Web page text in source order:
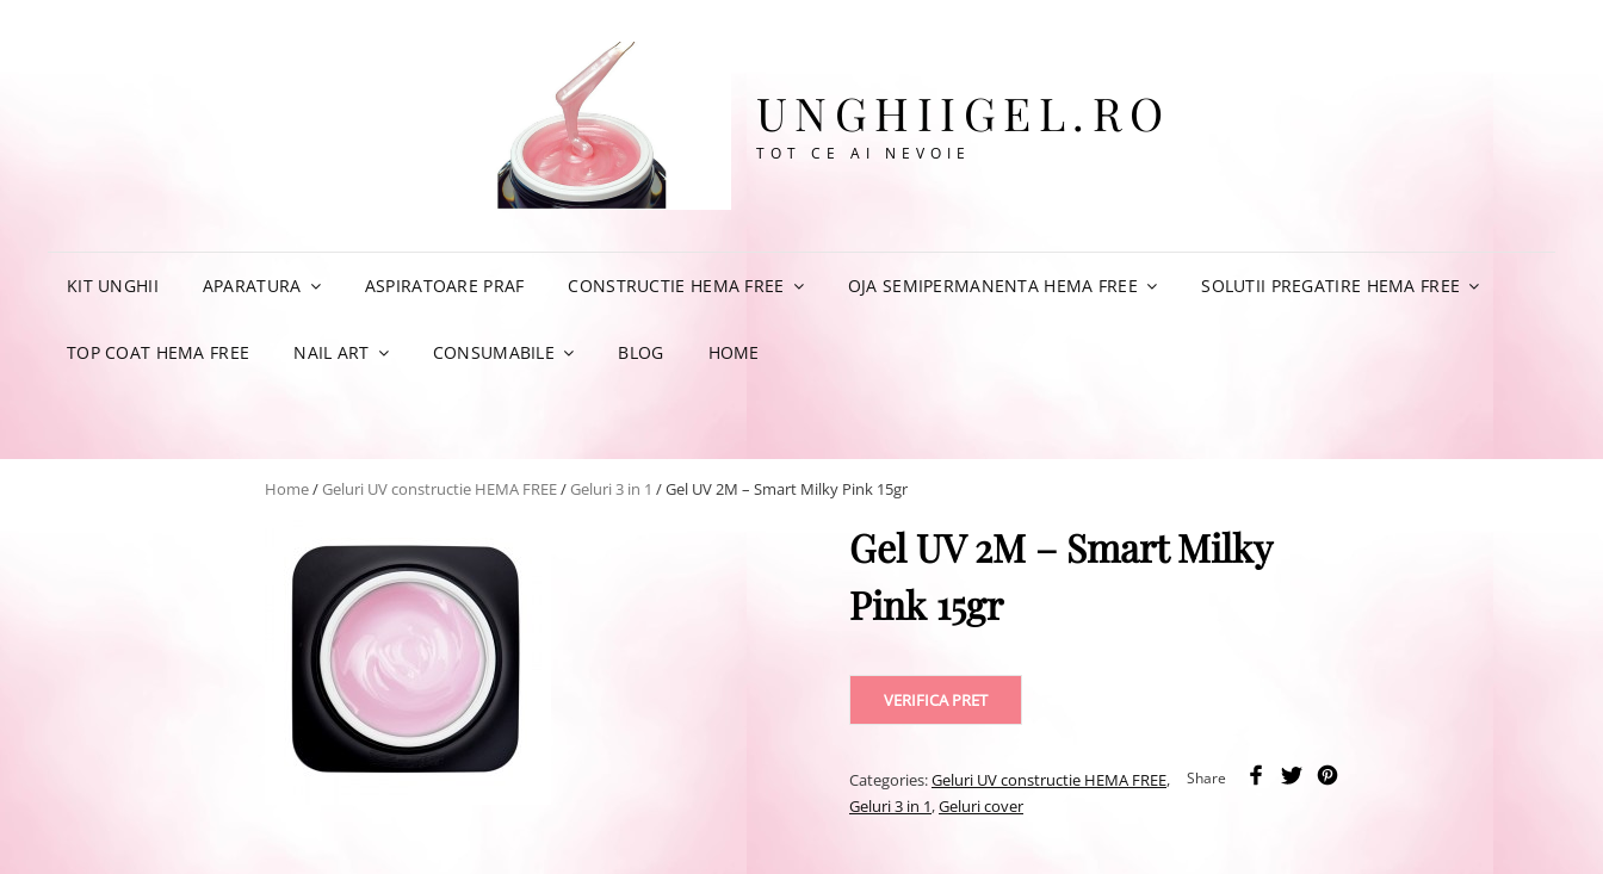
UNGHIIGEL.RO
TOT CE AI NEVOIE
KIT UNGHII APARATURA ASPIRATOARE PRAF CONSTRUCTIE HEMA FREE OJA SEMIPERMANENTA HEMA FREE SOLUTII PREGATIRE HEMA FREE
TOP COAT HEMA FREE NAIL ART CONSUMABILE BLOG HOME
Home/Geluri UV constructie HEMA FREE/Geluri 3 in 1 / Gel UV 2M – Smart Milky Pink 15gr
Gel UV 2M – Smart Milky
Pink 15gr
VERIFICA PRET
Share
Categories:Geluri UV constructie HEMA FREE,
Geluri 3 in 1,Geluri cover